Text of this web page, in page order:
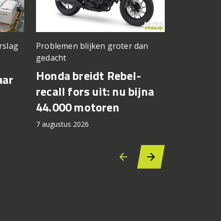
Problemen blijken groter dan
gedacht
Honda breidt Rebel-
recall fors uit: nu bijna
44.000 motoren
7 augustus 2026